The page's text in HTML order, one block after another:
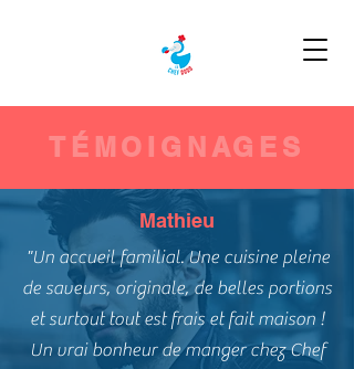
TÉMOIGNAGES
Mathieu
"Un accueil familial. Une cuisine pleine
de saveurs, originale, de belles portions
et surtout tout est frais et fait maison !
Un vrai bonheur de manger chez Chef